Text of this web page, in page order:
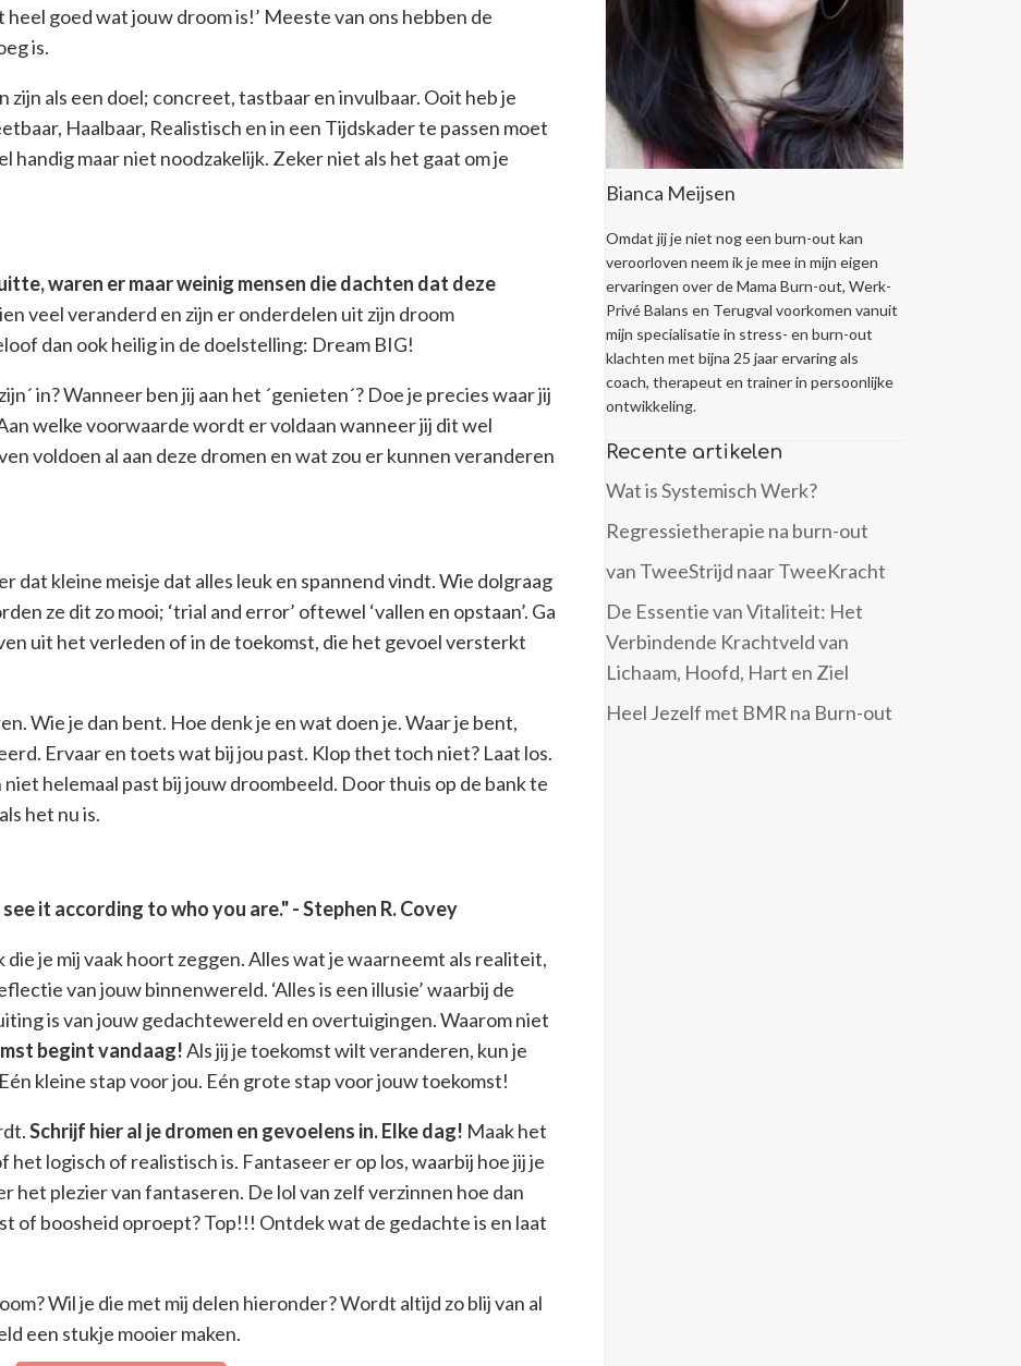
goed wat jouw droom is!’ Meeste van ons hebben de
is.
zijn als een doel; concreet, tastbaar en invulbaar. Ooit heb je
Haalbaar, Realistisch en in een Tijdskader te passen moet
handig maar niet noodzakelijk. Zeker niet als het gaat om je
waren er maar weinig mensen die dachten dat deze
veel veranderd en zijn er onderdelen uit zijn droom
dan ook heilig in de doelstelling: Dream BIG!
in? Wanneer ben jij aan het ´genieten´? Doe je precies waar jij
welke voorwaarde wordt er voldaan wanneer jij dit wel
voldoen al aan deze dromen en wat zou er kunnen veranderen
dat kleine meisje dat alles leuk en spannend vindt. Wie dolgraag
ze dit zo mooi; ‘trial and error’ oftewel ‘vallen en opstaan’. Ga
uit het verleden of in de toekomst, die het gevoel versterkt
Wie je dan bent. Hoe denk je en wat doen je. Waar je bent,
Ervaar en toets wat bij jou past. Klop thet toch niet? Laat los.
helemaal past bij jouw droombeeld. Door thuis op de bank te
het nu is.
it according to who you are." - Stephen R. Covey
je mij vaak hoort zeggen. Alles wat je waarneemt als realiteit,
van jouw binnenwereld. ‘Alles is een illusie’ waarbij de
is van jouw gedachtewereld en overtuigingen. Waarom niet
begint vandaag!Als jij je toekomst wilt veranderen, kun je
kleine stap voor jou. Eén grote stap voor jouw toekomst!
Schrijf hier al je dromen en gevoelens in. Elke dag! Maak het
het logisch of realistisch is. Fantaseer er op los, waarbij hoe jij je
het plezier van fantaseren. De lol van zelf verzinnen hoe dan
of boosheid oproept? Top!!! Ontdek wat de gedachte is en laat
Wil je die met mij delen hieronder? Wordt altijd zo blij van al
een stukje mooier maken.
Bianca Meijsen
Omdat jij je niet nog een burn-out kan
veroorloven neem ik je mee in mijn eigen
ervaringen over de Mama Burn-out, Werk-
Privé Balans en Terugval voorkomen vanuit
mijn specialisatie in stress- en burn-out
klachten met bijna 25 jaar ervaring als
coach, therapeut en trainer in persoonlijke
ontwikkeling.
Recente artikelen
Wat is Systemisch Werk?
Regressietherapie na burn-out
van TweeStrijd naar TweeKracht
De Essentie van Vitaliteit: Het
Verbindende Krachtveld van
Lichaam, Hoofd, Hart en Ziel
Heel Jezelf met BMR na Burn-out